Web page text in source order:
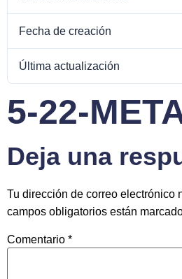
Fecha de creación
Última actualización
5-22-
Deja una
Tu dirección de correo electrónico
campos obligatorios están
Comentario *